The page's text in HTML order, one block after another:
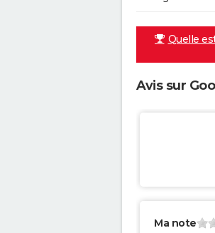
Quelle
Avis sur
Ma note